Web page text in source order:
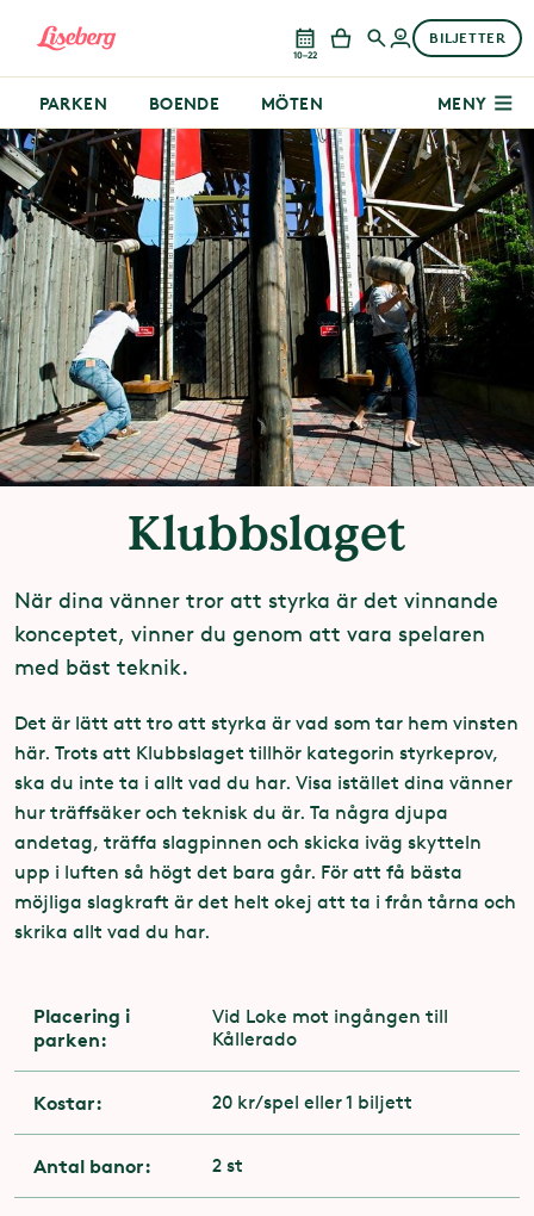
10–22
BILJETTER
PARKEN BOENDE MÖTEN MENY
Klubbslaget
När dina vänner tror att styrka är det vinnande
konceptet, vinner du genom att vara spelaren
med bäst teknik.
Det är lätt att tro att styrka är vad som tar hem vinsten
här. Trots att Klubbslaget tillhör kategorin styrkeprov,
ska du inte ta i allt vad du har. Visa istället dina vänner
hur träffsäker och teknisk du är. Ta några djupa
andetag, träffa slagpinnen och skicka iväg skytteln
upp i luften så högt det bara går. För att få bästa
möjliga slagkraft är det helt okej att ta i från tårna och
skrika allt vad du har.
Placering i
parken:
Vid Loke mot ingången till
Kållerado
Kostar: 20 kr/spel eller 1 biljett
Antal banor: 2 st